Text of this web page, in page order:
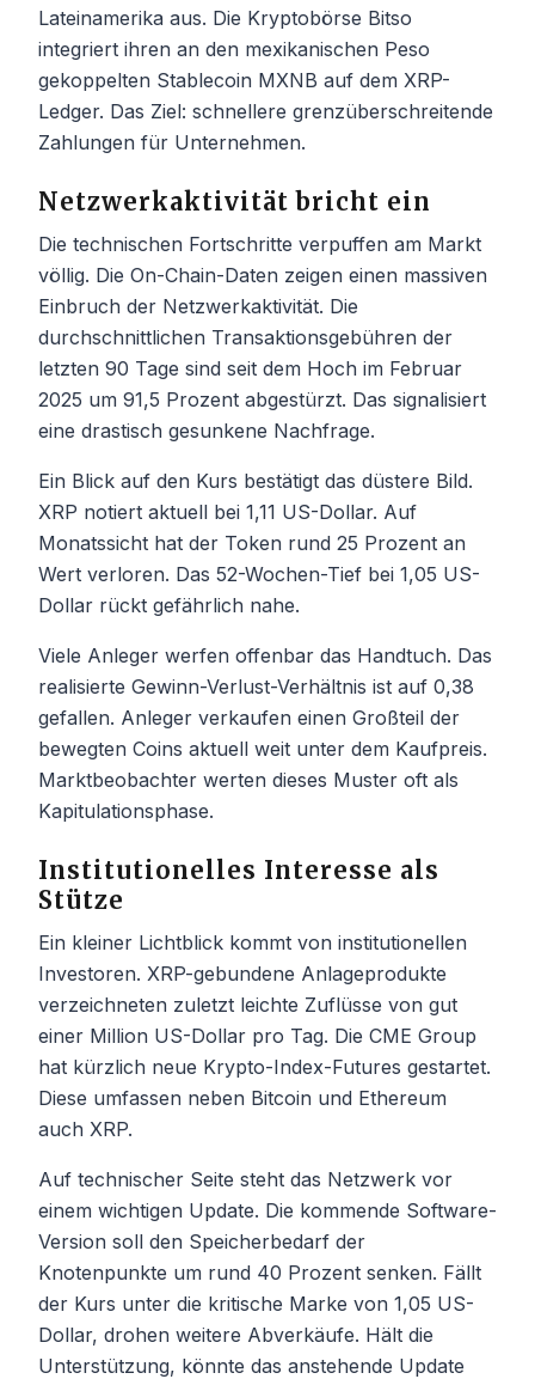
Lateinamerika aus. Die Kryptobörse Bitso
integriert ihren an den mexikanischen Peso
gekoppelten Stablecoin MXNB auf dem XRP-
Ledger. Das Ziel: schnellere grenzüberschreitende
Zahlungen für Unternehmen.
Netzwerkaktivität bricht ein
Die technischen Fortschritte verpuffen am Markt
völlig. Die On-Chain-Daten zeigen einen massiven
Einbruch der Netzwerkaktivität. Die
durchschnittlichen Transaktionsgebühren der
letzten 90 Tage sind seit dem Hoch im Februar
2025 um 91,5 Prozent abgestürzt. Das signalisiert
eine drastisch gesunkene Nachfrage.
Ein Blick auf den Kurs bestätigt das düstere Bild.
XRP notiert aktuell bei 1,11 US-Dollar. Auf
Monatssicht hat der Token rund 25 Prozent an
Wert verloren. Das 52-Wochen-Tief bei 1,05 US-
Dollar rückt gefährlich nahe.
Viele Anleger werfen offenbar das Handtuch. Das
realisierte Gewinn-Verlust-Verhältnis ist auf 0,38
gefallen. Anleger verkaufen einen Großteil der
bewegten Coins aktuell weit unter dem Kaufpreis.
Marktbeobachter werten dieses Muster oft als
Kapitulationsphase.
Institutionelles Interesse als
Stütze
Ein kleiner Lichtblick kommt von institutionellen
Investoren. XRP-gebundene Anlageprodukte
verzeichneten zuletzt leichte Zuflüsse von gut
einer Million US-Dollar pro Tag. Die CME Group
hat kürzlich neue Krypto-Index-Futures gestartet.
Diese umfassen neben Bitcoin und Ethereum
auch XRP.
Auf technischer Seite steht das Netzwerk vor
einem wichtigen Update. Die kommende Software-
Version soll den Speicherbedarf der
Knotenpunkte um rund 40 Prozent senken. Fällt
der Kurs unter die kritische Marke von 1,05 US-
Dollar, drohen weitere Abverkäufe. Hält die
Unterstützung, könnte das anstehende Update